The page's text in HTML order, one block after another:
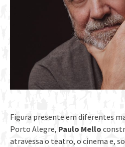
Figura presente em diferentes
Porto Alegre, Paulo Mello
atravessa o teatro, o cinema e,